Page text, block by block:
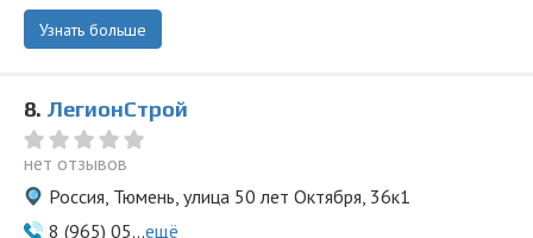
Узнать больше
8. ЛегионСтрой
нет отзывов
Россия, Тюмень, улица 50 лет Октября, 36к1
8 (965) 05...ещё